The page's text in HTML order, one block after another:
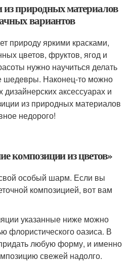
природных материалов
вариантов
природу яркими красками,
цветов, фруктов, ягод и
нужно научиться делать
шедевры. Наконец-то можно
аксессуарах и
из природных материалов
недорого!
композиции из цветов»
особый шарм. Если вы
композицией, вот вам
указанные ниже можно
флористического оазиса. В
любую форму, и именно
свежей надолго.